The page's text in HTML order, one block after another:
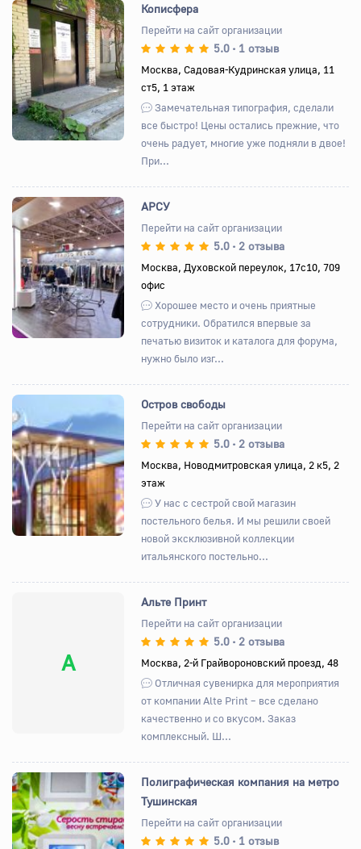
Назад Вперед
Кописфера
Перейти на сайт организации
5.0 • 1 отзыв
Москва, Садовая-Кудринская улица, 11
ст5, 1 этаж
Замечательная типография, сделали
все быстро! Цены остались прежние, что
очень радует, многие уже подняли в двое!
При...
Назад Вперед
АРСУ
Перейти на сайт организации
5.0 • 2 отзыва
Москва, Духовской переулок, 17с10, 709
офис
Хорошее место и очень приятные
сотрудники. Обратился впервые за
печатью визиток и каталога для форума,
нужно было изг...
Назад Вперед
Остров свободы
Перейти на сайт организации
5.0 • 2 отзыва
Москва, Новодмитровская улица, 2 к5, 2
этаж
У нас с сестрой свой магазин
постельного белья. И мы решили своей
новой эксклюзивной коллекции
итальянского постельно...
А
Альте Принт
Перейти на сайт организации
5.0 • 2 отзыва
Москва, 2-й Грайвороновский проезд, 48
Отличная сувенирка для мероприятия
от компании Alte Print – все сделано
качественно и со вкусом. Заказ
комплексный. Ш...
Назад Вперед
Полиграфическая компания на метро
Тушинская
Перейти на сайт организации
5.0 • 1 отзыв